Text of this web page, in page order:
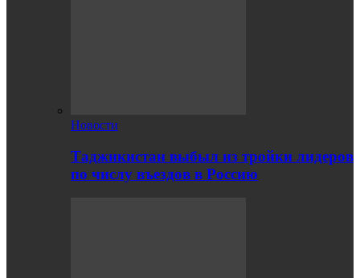
Новости
Таджикистан выбыл из тройки лидеров
по числу въездов в Россию